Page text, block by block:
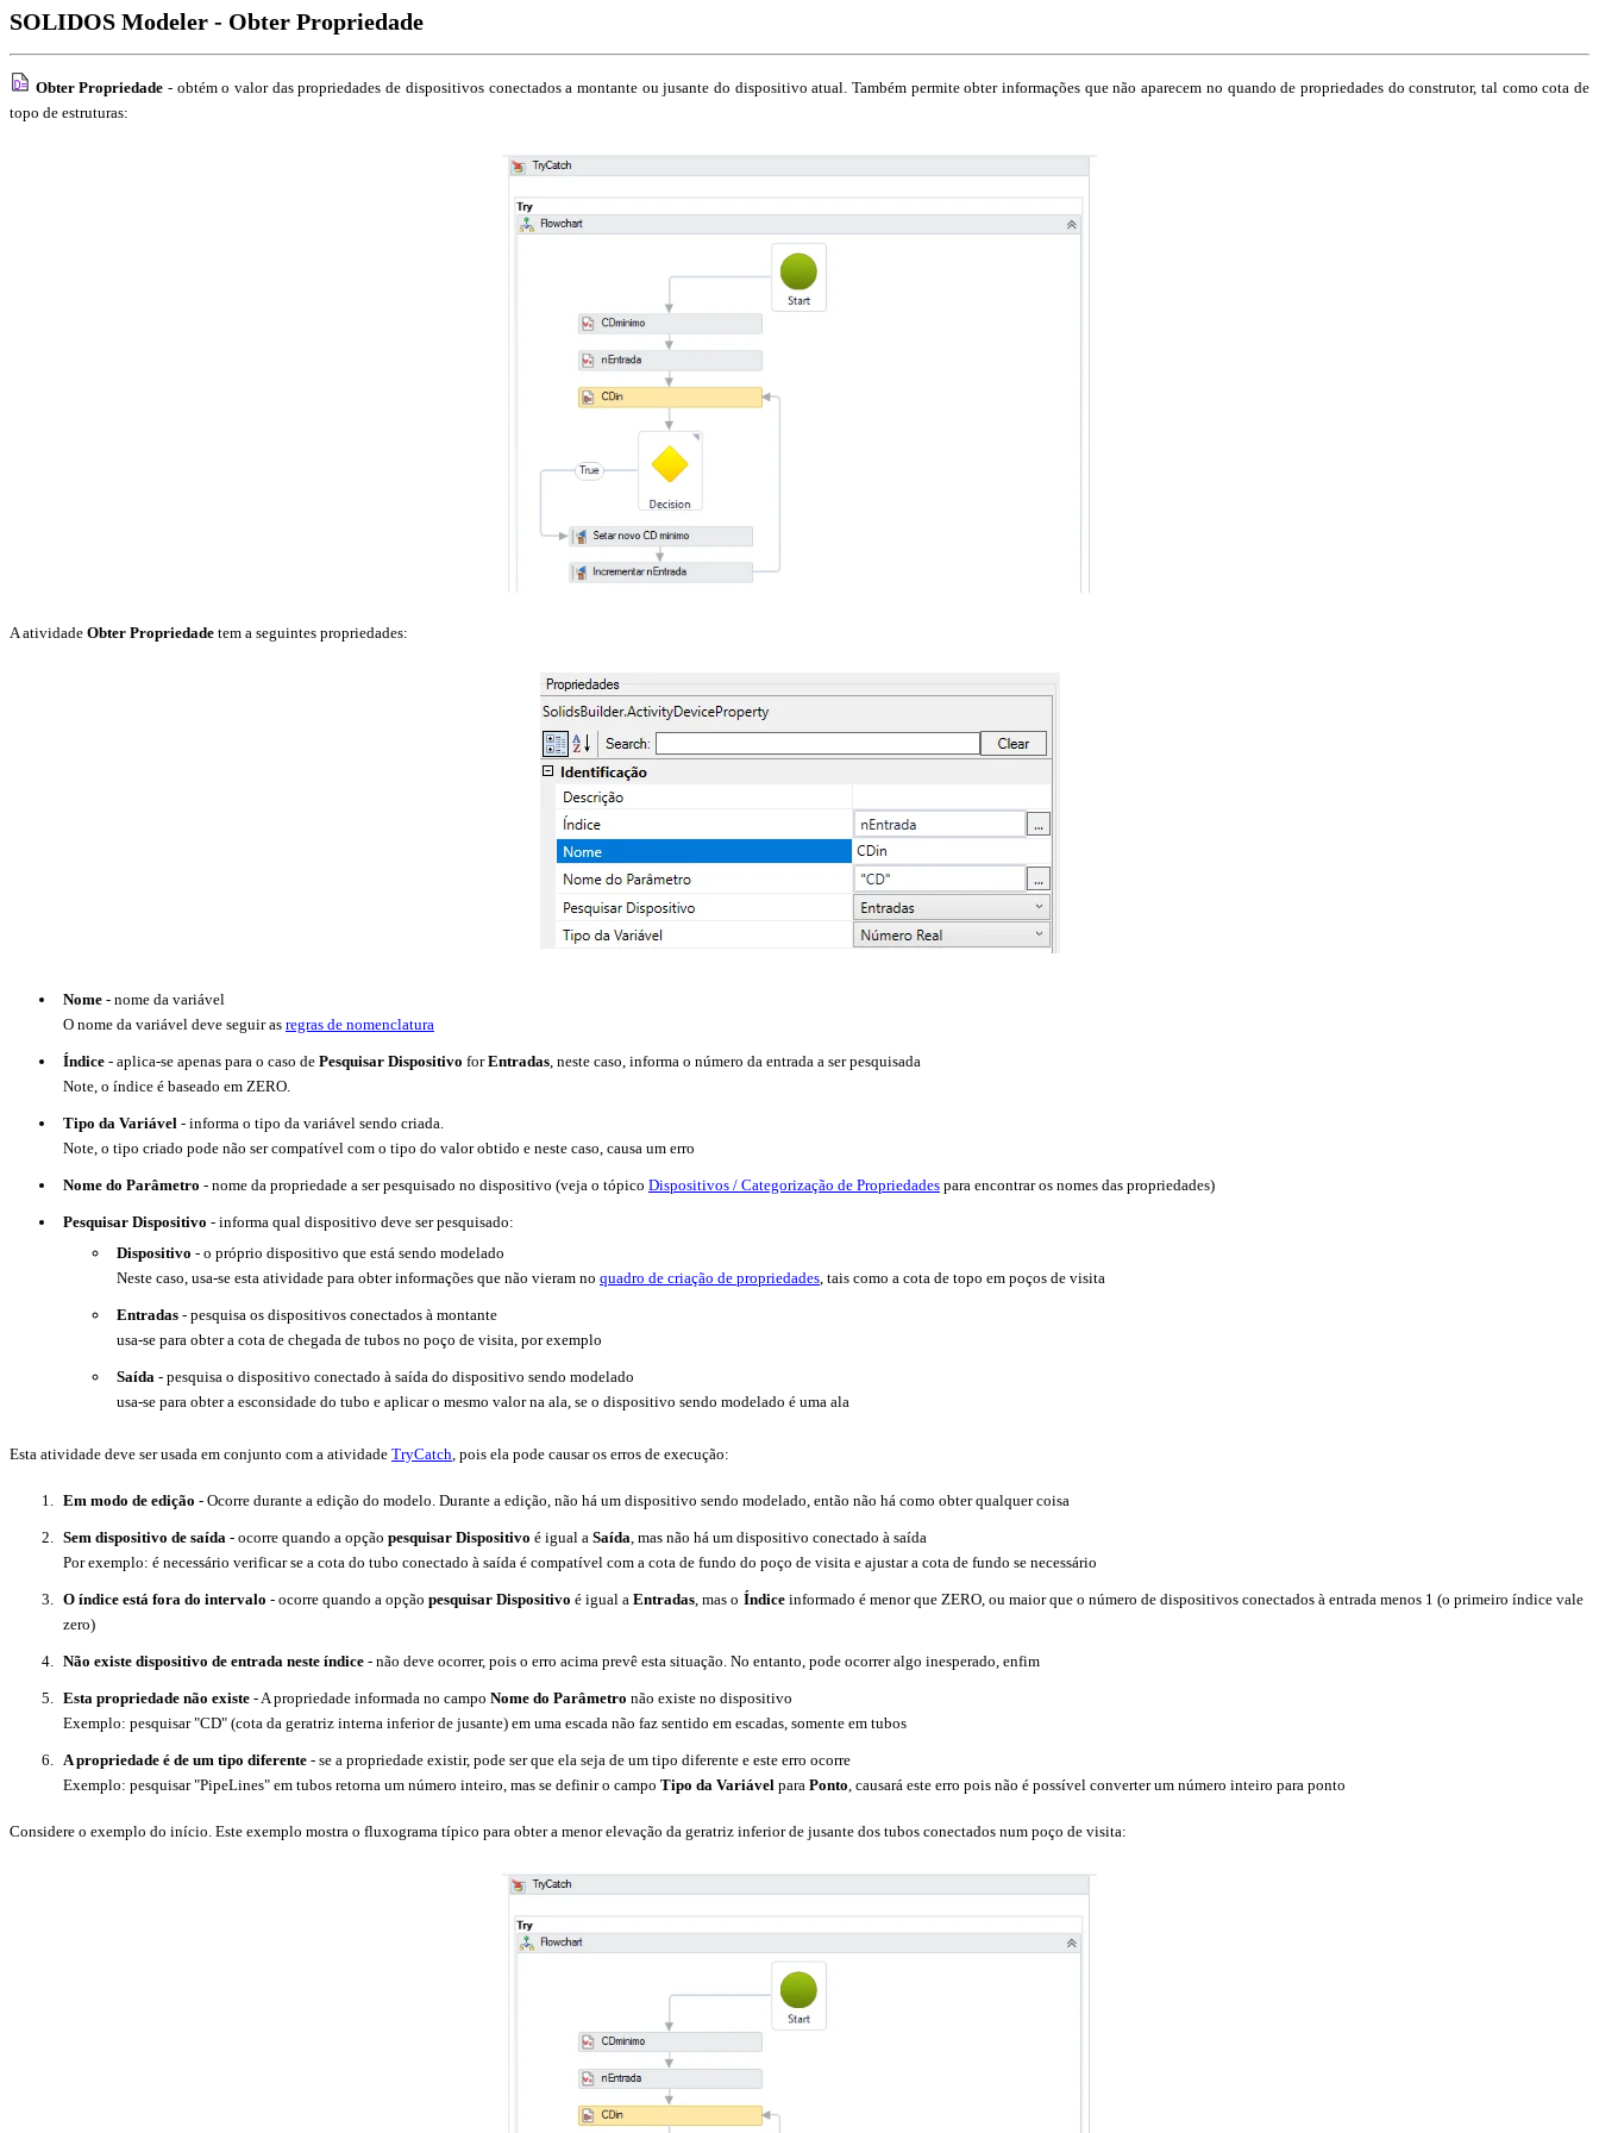
SOLIDOS Modeler - Obter Propriedade
Obter Propriedade - obtém o valor das propriedades de dispositivos conectados a montante ou jusante do dispositivo atual. Também permite obter informações que não aparecem no quando de propriedades do construtor, tal como cota de
topo de estruturas:
A atividade Obter Propriedade tem a seguintes propriedades:
Nome - nome da variável
O nome da variável deve seguir as regras de nomenclatura
Índice - aplica-se apenas para o caso de Pesquisar Dispositivo forEntradas , neste caso, informa o número da entrada a ser pesquisada
Note, o índice é baseado em ZERO.
Tipo da Variável - informa o tipo da variável sendo criada.
Note, o tipo criado pode não ser compatível com o tipo do valor obtido e neste caso, causa um erro
Nome do Parâmetro - nome da propriedade a ser pesquisado no dispositivo (veja o tópico Dispositivos / Categorização de Propriedades para encontrar os nomes das propriedades)
Pesquisar Dispositivo - informa qual dispositivo deve ser pesquisado:
Dispositivo - o próprio dispositivo que está sendo modelado
Neste caso, usa-se esta atividade para obter informações que não vieram no quadro de criação de propriedades , tais como a cota de topo em poços de visita
Entradas - pesquisa os dispositivos conectados à montante
usa-se para obter a cota de chegada de tubos no poço de visita, por exemplo
Saída - pesquisa o dispositivo conectado à saída do dispositivo sendo modelado
usa-se para obter a esconsidade do tubo e aplicar o mesmo valor na ala, se o dispositivo sendo modelado é uma ala
Esta atividade deve ser usada em conjunto com a atividade TryCatch , pois ela pode causar os erros de execução:
Em modo de edição - Ocorre durante a edição do modelo. Durante a edição, não há um dispositivo sendo modelado, então não há como obter qualquer coisa
Sem dispositivo de saída - ocorre quando a opção pesquisar Dispositivo é igual a Saída , mas não há um dispositivo conectado à saída
Por exemplo: é necessário verificar se a cota do tubo conectado à saída é compatível com a cota de fundo do poço de visita e ajustar a cota de fundo se necessário
O índice está fora do intervalo - ocorre quando a opçãopesquisar Dispositivo é igual aEntradas , mas o Índiceinformado é menor que ZERO, ou maior que o número de dispositivos conectados à entrada menos 1 (o primeiro índice vale
zero)
Não existe dispositivo de entrada neste índice - não deve ocorrer, pois o erro acima prevê esta situação. No entanto, pode ocorrer algo inesperado, enfim
Esta propriedade não existe - A propriedade informada no campo Nome do Parâmetro não existe no dispositivo
Exemplo: pesquisar "CD" (cota da geratriz interna inferior de jusante) em uma escada não faz sentido em escadas, somente em tubos
A propriedade é de um tipo diferente - se a propriedade existir, pode ser que ela seja de um tipo diferente e este erro ocorre
Exemplo: pesquisar "PipeLines" em tubos retorna um número inteiro, mas se definir o campo Tipo da Variável para Ponto , causará este erro pois não é possível converter um número inteiro para ponto
Considere o exemplo do início. Este exemplo mostra o fluxograma típico para obter a menor elevação da geratriz inferior de jusante dos tubos conectados num poço de visita: